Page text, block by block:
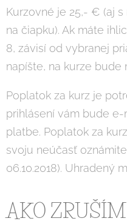
Kurzovné je 25,- € (aj
na čiapku). Ak máte
8, závisí od vybranej
napíšte, na kurze bude
Poplatok za kurz je
prihlásení vám bude
platbe. Poplatok za
svoju neúčasť
06.10.2018). Uhradený
AKO